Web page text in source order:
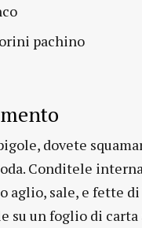
pachino
dovete
Conditele
aglio, sale, e fette
su un foglio di